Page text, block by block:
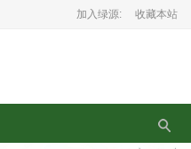
加入绿源: 收藏本站